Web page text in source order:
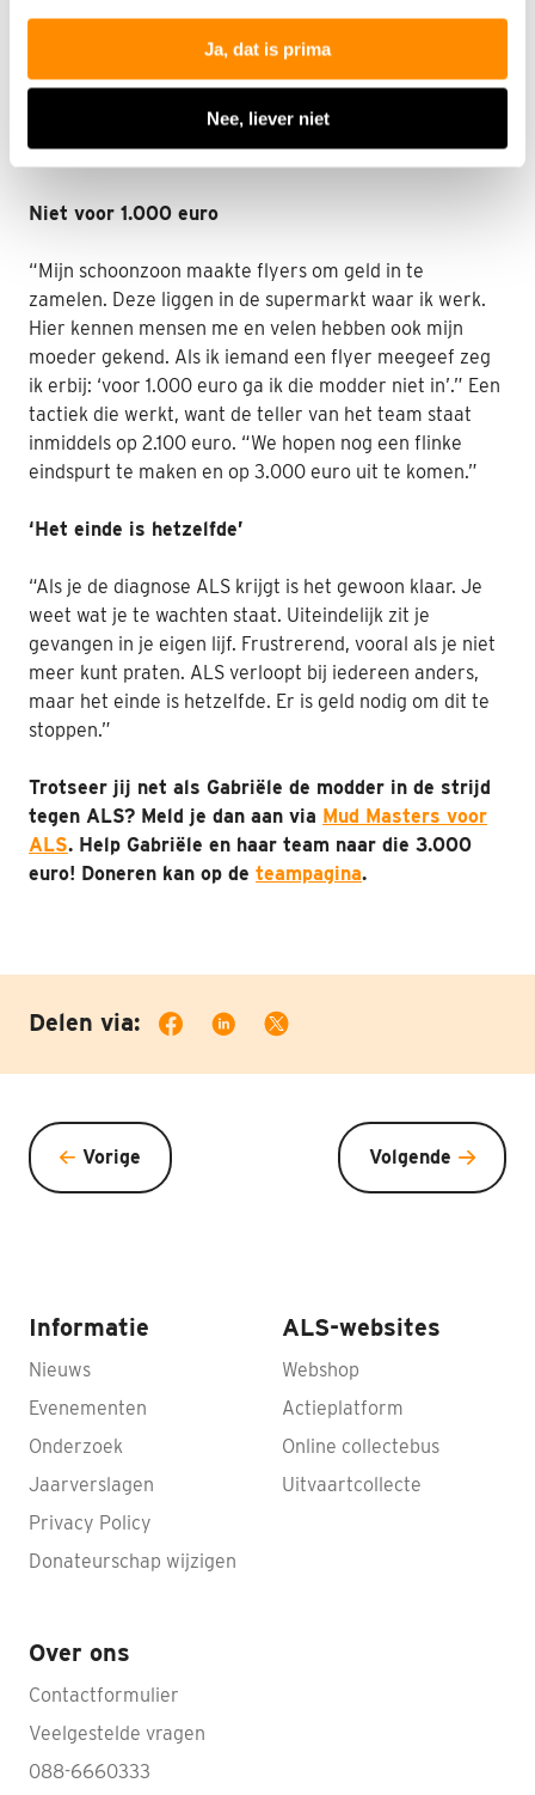
Ja, dat is prima
Nee, liever niet
“Anita deed eerder een Mud Run en zei: ‘dit gaan we
een keer samen doen!’” Wanneer Gabriële online
mensen met ALS hebben het veel zwaarder. Daar heb
ik wel een dagje afzien voor over.”
Niet voor 1.000 euro
“Mijn schoonzoon maakte flyers om geld in te
zamelen. Deze liggen in de supermarkt waar ik werk.
Hier kennen mensen me en velen hebben ook mijn
moeder gekend. Als ik iemand een flyer meegeef zeg
ik erbij: ‘voor 1.000 euro ga ik die modder niet in’.” Een
tactiek die werkt, want de teller van het team staat
inmiddels op 2.100 euro. “We hopen nog een flinke
eindspurt te maken en op 3.000 euro uit te komen.”
‘Het einde is hetzelfde’
“Als je de diagnose ALS krijgt is het gewoon klaar. Je
weet wat je te wachten staat. Uiteindelijk zit je
gevangen in je eigen lijf. Frustrerend, vooral als je niet
meer kunt praten. ALS verloopt bij iedereen anders,
maar het einde is hetzelfde. Er is geld nodig om dit te
stoppen.”
Trotseer jij net als Gabriële de modder in de strijd
tegen ALS? Meld je dan aan via Mud Masters voor
ALS. Help Gabriële en haar team naar die 3.000
euro! Doneren kan op de teampagina.
Delen via:
Vorige Volgende
Informatie
Nieuws
Evenementen
Onderzoek
Jaarverslagen
Privacy Policy
Donateurschap wijzigen
ALS-websites
Webshop
Actieplatform
Online collectebus
Uitvaartcollecte
Over ons
Contactformulier
Veelgestelde vragen
088-6660333